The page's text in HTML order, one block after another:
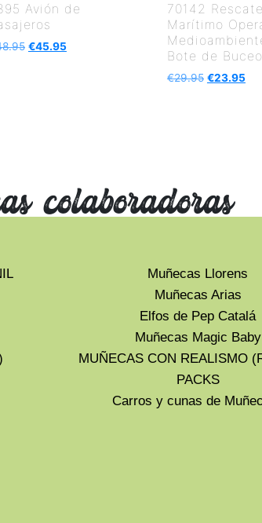
Avión de
€45.95
70142 Rescate
Marítimo
Bote de Buceo
€29.95 €23.95
colaboradoras
Muñecas Llorens
Muñecas Arias
Elfos de Pep Catalá
Muñecas Magic Baby
MUÑECAS CON REALISMO
PACKS
Carros y cunas de